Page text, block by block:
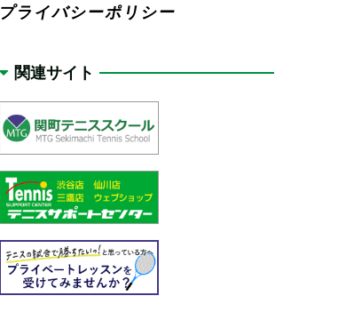
プライバシーポリシー
関連サイト